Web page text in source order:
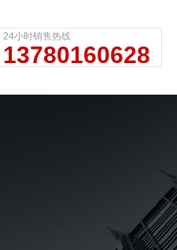
24小时销售热线
13780160628